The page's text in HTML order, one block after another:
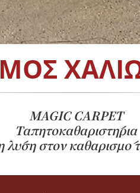
MAGIC CARPET
Ταπητοκαθαριστήρια
λύση στον καθαρισμό